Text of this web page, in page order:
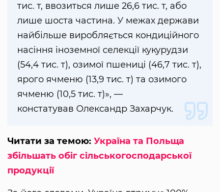
тис. т, ввозиться лише 26,6 тис. т, або
лише шоста частина. У межах держави
найбільше виробляється кондиційного
насіння іноземної селекції кукурудзи
(54,4 тис. т), озимої пшениці (46,7 тис. т),
ярого ячменю (13,9 тис. т) та озимого
ячменю (10,5 тис. т)», —
констатував Олександр Захарчук.
Читати за темою: Україна та Польща
збільшать обіг сільськогосподарської
продукції